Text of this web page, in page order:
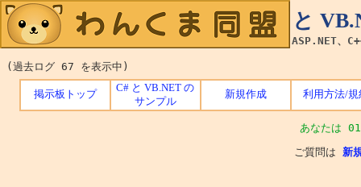
C# と
ASP.NET、
(過去ログ 67 を表示中)
掲示板トップ
C# と VB.NET の
サンプル
新規作成 利用方法/規
あなたは
ご質問は 新